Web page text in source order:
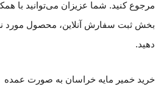
مرجوع کنید. شما عزیزان می‌توانید با
بخش ثبت سفارش آنلاین، محصول مورد
دهید.
خرید خمیر مایه خراسان به صورت عمده